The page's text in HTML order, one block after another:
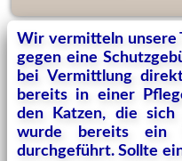
Wir vermitteln unsere
gegen eine
bei Vermittlung
bereits in einer
den Katzen, die sich
wurde bereits ein
durchgeführt. Sollte